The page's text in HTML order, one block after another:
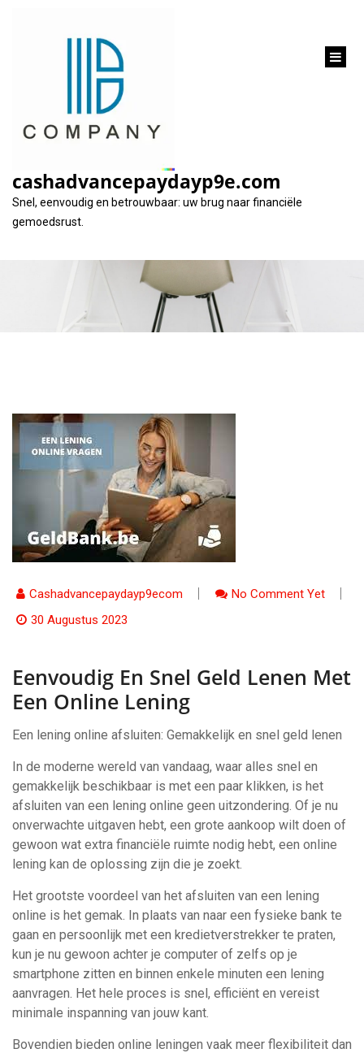
cashadvancepaydayp9e.com
Snel, eenvoudig en betrouwbaar: uw brug naar financiële
gemoedsrust.
Eenvoudig en Snel
Geld Lenen met een
Online Lening
Cashadvancepaydayp9ecom
No Comment Yet
30 Augustus 2023
Eenvoudig En Snel Geld Lenen Met
Een Online Lening
Een lening online afsluiten: Gemakkelijk en snel geld lenen
In de moderne wereld van vandaag, waar alles snel en
gemakkelijk beschikbaar is met een paar klikken, is het
afsluiten van een lening online geen uitzondering. Of je nu
onverwachte uitgaven hebt, een grote aankoop wilt doen of
gewoon wat extra financiële ruimte nodig hebt, een online
lening kan de oplossing zijn die je zoekt.
Het grootste voordeel van het afsluiten van een lening
online is het gemak. In plaats van naar een fysieke bank te
gaan en persoonlijk met een kredietverstrekker te praten,
kun je nu gewoon achter je computer of zelfs op je
smartphone zitten en binnen enkele minuten een lening
aanvragen. Het hele proces is snel, efficiënt en vereist
minimale inspanning van jouw kant.
Bovendien bieden online leningen vaak meer flexibiliteit dan